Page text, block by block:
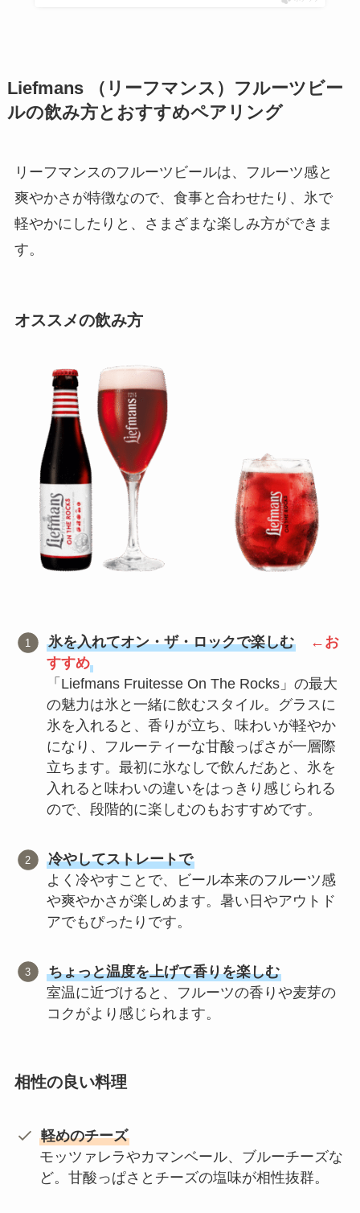
Liefmans （リーフマンス）フルーツビー
ルの飲み方とおすすめペアリング
リーフマンスのフルーツビールは、フルーツ感と
爽やかさが特徴なので、食事と合わせたり、氷で
軽やかにしたりと、さまざまな楽しみ方ができま
す。
オススメの飲み方
氷を入れてオン・ザ・ロックで楽しむ
←お
すすめ
「Liefmans Fruitesse On The Rocks」の最大
の魅力は氷と一緒に飲むスタイル。グラスに
氷を入れると、香りが立ち、味わいが軽やか
になり、フルーティーな甘酸っぱさが一層際
立ちます。最初に氷なしで飲んだあと、氷を
入れると味わいの違いをはっきり感じられる
ので、段階的に楽しむのもおすすめです。
冷やしてストレートで
よく冷やすことで、ビール本来のフルーツ感
や爽やかさが楽しめます。暑い日やアウトド
アでもぴったりです。
ちょっと温度を上げて香りを楽しむ
室温に近づけると、フルーツの香りや麦芽の
コクがより感じられます。
相性の良い料理
軽めのチーズ
モッツァレラやカマンベール、ブルーチーズな
ど。甘酸っぱさとチーズの塩味が相性抜群。